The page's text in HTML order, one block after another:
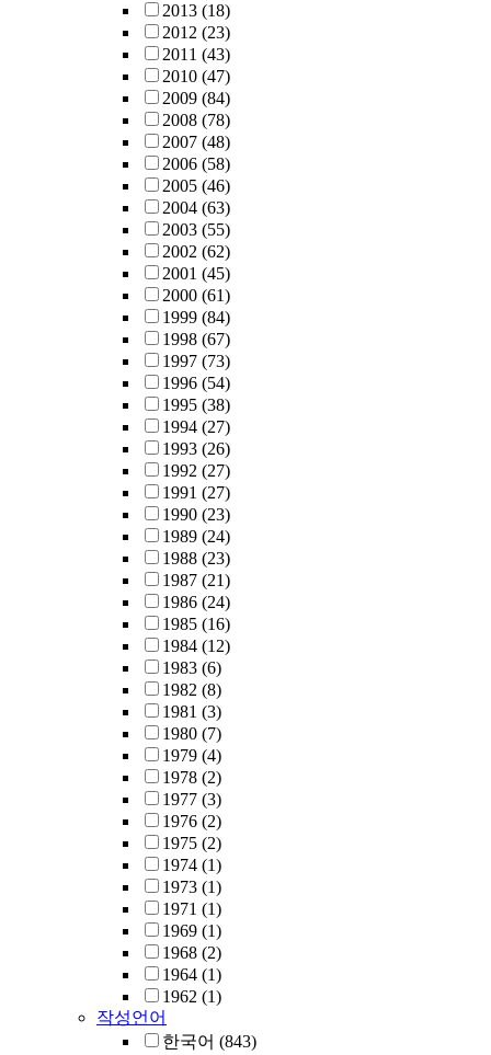
2013 (18)
2012 (23)
2011 (43)
2010 (47)
2009 (84)
2008 (78)
2007 (48)
2006 (58)
2005 (46)
2004 (63)
2003 (55)
2002 (62)
2001 (45)
2000 (61)
1999 (84)
1998 (67)
1997 (73)
1996 (54)
1995 (38)
1994 (27)
1993 (26)
1992 (27)
1991 (27)
1990 (23)
1989 (24)
1988 (23)
1987 (21)
1986 (24)
1985 (16)
1984 (12)
1983 (6)
1982 (8)
1981 (3)
1980 (7)
1979 (4)
1978 (2)
1977 (3)
1976 (2)
1975 (2)
1974 (1)
1973 (1)
1971 (1)
1969 (1)
1968 (2)
1964 (1)
1962 (1)
작성언어
한국어 (843)